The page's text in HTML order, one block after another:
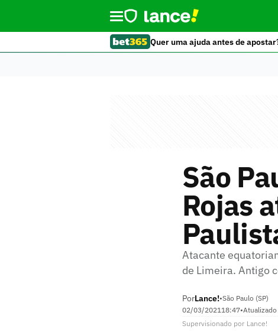
Quer uma ajuda antes de
São
Rojas
Atacante
de Limeira. Antigo
PorLance!•São Paulo (SP)
02/03/202118:47•
Supervisionado por Lance!